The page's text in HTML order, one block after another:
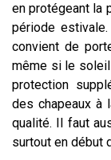
en protégeant la
période
convient de
même si le soleil
protection
des chapeaux à
qualité. Il faut
surtout en début